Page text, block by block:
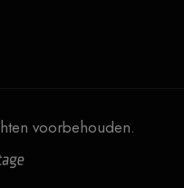
voorbehouden.